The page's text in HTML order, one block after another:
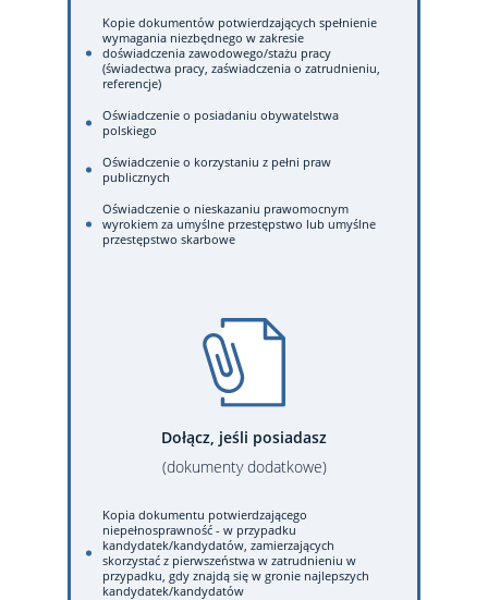
Kopie dokumentów potwierdzających spełnienie
wymagania niezbędnego w zakresie
doświadczenia zawodowego/stażu pracy
(świadectwa pracy, zaświadczenia o zatrudnieniu,
referencje)
Oświadczenie o posiadaniu obywatelstwa
polskiego
Oświadczenie o korzystaniu z pełni praw
publicznych
Oświadczenie o nieskazaniu prawomocnym
wyrokiem za umyślne przestępstwo lub umyślne
przestępstwo skarbowe
Dołącz, jeśli posiadasz
(dokumenty dodatkowe)
Kopia dokumentu potwierdzającego
niepełnosprawność - w przypadku
kandydatek/kandydatów, zamierzających
skorzystać z pierwszeństwa w zatrudnieniu w
przypadku, gdy znajdą się w gronie najlepszych
kandydatek/kandydatów